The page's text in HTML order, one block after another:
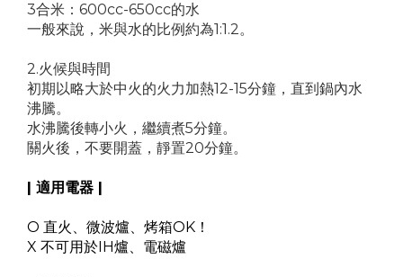
3合米：600cc-650cc的水
一般來說，米與水的比例約為1:1.2。
2.火候與時間
初期以略大於中火的火力加熱12-15分鐘，直到鍋內水
沸騰。
水沸騰後轉小火，繼續煮5分鐘。
關火後，不要開蓋，靜置20分鐘。
| 適用電器 |
O 直火、微波爐、烤箱OK！
X 不可用於IH爐、電磁爐